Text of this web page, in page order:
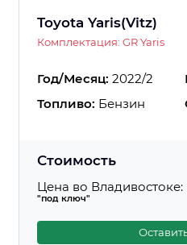
Toyota Yaris(Vitz)
Комплектация: GR Yaris
Год/Месяц: 2022/2
Топливо: Бензин
Стоимость
Цена во Владивостоке:
"под ключ"